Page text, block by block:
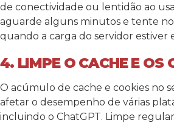
de conectividade ou lentidão ao
aguarde alguns minutos e tente
quando a carga do servidor estiver
4. LIMPE O CACHE E OS
O acúmulo de cache e cookies no
afetar o desempenho de várias
incluindo o ChatGPT. Limpe